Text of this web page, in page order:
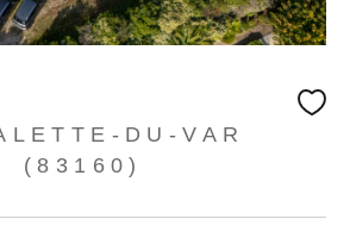
DU-VAR
(83160)